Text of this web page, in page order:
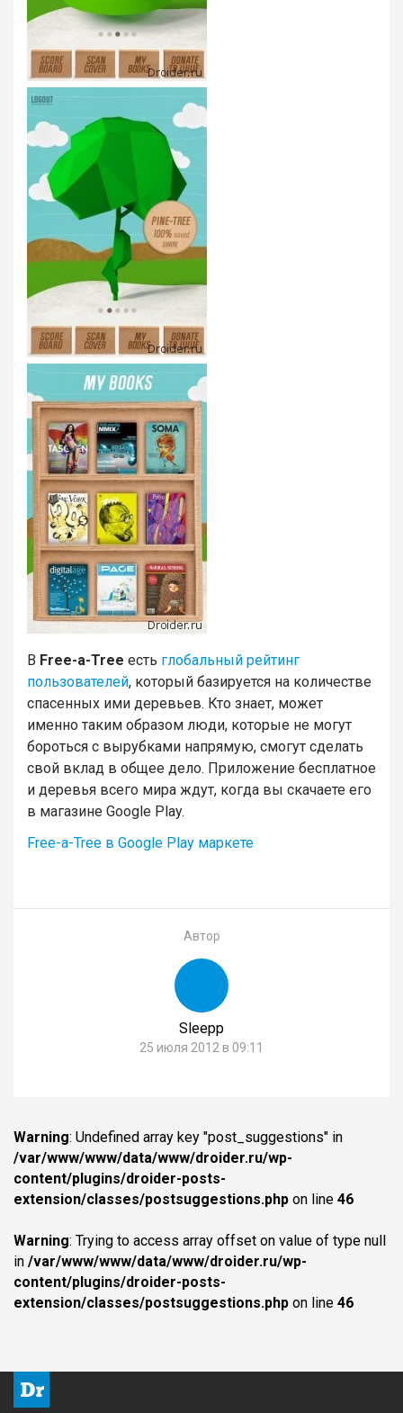
В Free-a-Tree есть глобальный рейтинг
пользователей, который базируется на количестве
спасенных ими деревьев. Кто знает, может
именно таким образом люди, которые не могут
бороться с вырубками напрямую, смогут сделать
свой вклад в общее дело. Приложение бесплатное
и деревья всего мира ждут, когда вы скачаете его
в магазине Google Play.
Free-a-Tree в Google Play маркете
Автор
Sleepp
25 июля 2012 в 09:11
Warning: Undefined array key "post_suggestions" in
/var/www/www/data/www/droider.ru/wp-
content/plugins/droider-posts-
extension/classes/postsuggestions.php on line 46
Warning: Trying to access array offset on value of type null
in /var/www/www/data/www/droider.ru/wp-
content/plugins/droider-posts-
extension/classes/postsuggestions.php on line 46